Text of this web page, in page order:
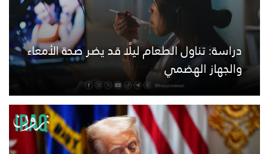
دراسة: تناول الطعام ليلًا قد يضر صحة الأمعاء
والجهاز الهضمي